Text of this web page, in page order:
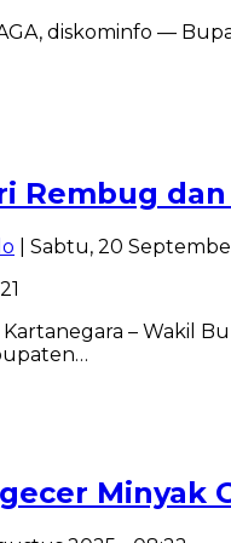
diskominfo —
Rembug
| Sabtu, 20
– Wakil
Minyak